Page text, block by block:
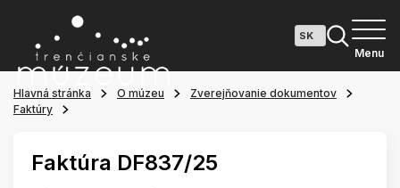
Menu
Hlavná stránka O múzeu
Zverejňovanie dokumentov
Faktúry
Faktúra DF837/25